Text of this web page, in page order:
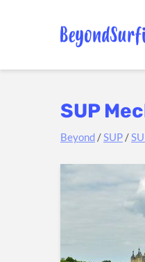
SUP
Beyond /SUP /